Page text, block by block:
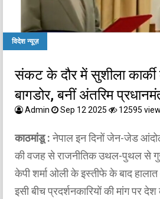
विदेश न्यूज़
संकट के दौर में सुशीला कार्की
बागडोर, बनीं अंतरिम
Admin Sep 12 2025 12595
काठमांडू :नेपाल इन दिनों जेन-जेड
की वजह से राजनीतिक उथल-पुथल से
केपी शर्मा ओली के इस्तीफे के बाद हालात
इसी बीच प्रदर्शनकारियों की मांग पर देश